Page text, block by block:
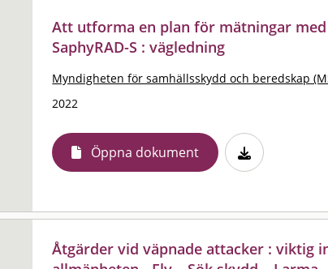
Att utforma en plan för mätningar med
SaphyRAD-S : vägledning
Myndigheten för samhällsskydd och beredskap
2022
Öppna dokument
Åtgärder vid väpnade attacker : viktig